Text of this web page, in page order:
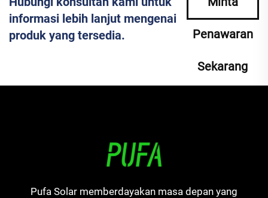
informasi lebih lanjut mengenai
produk yang tersedia.
Penawaran
Sekarang
Pufa Solar memberdayakan masa depan yang